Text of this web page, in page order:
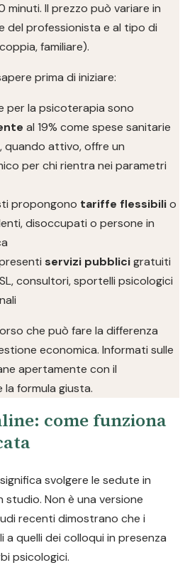
Il prezzo può variare in
del professionista e al tipo di
familiare).
prima di iniziare:
per la psicoterapia sono
al 19% come spese sanitarie
, quando attivo, offre un
per chi rientra nei parametri
propongono tariffe flessibilio
disoccupati o persone in
servizi pubblicigratuiti
consultori, sportelli psicologici
che può fare la differenza
economica. Informati sulle
apertamente con il
formula giusta.
come funziona
svolgere le sedute in
Non è una versione
recenti dimostrano che i
quelli dei colloqui in presenza
psicologici.